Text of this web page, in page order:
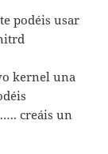
podéis usar
kernel una
creáis un